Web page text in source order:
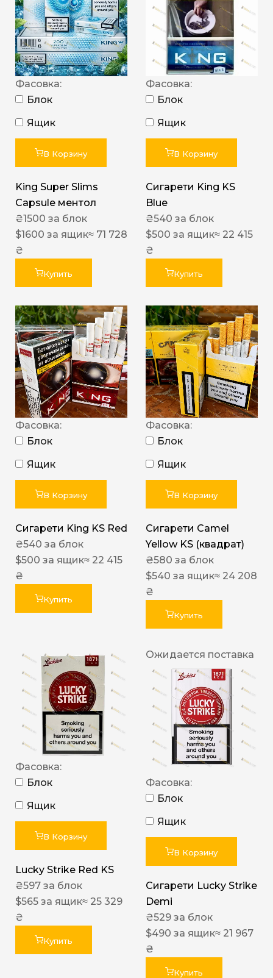
Фасовка:
Блок
Ящик
В Корзину
King Super Slims
Capsule ментол
₴1500 за блок
$1600 за ящик≈ 71 728
₴
Купить
Фасовка:
Блок
Ящик
В Корзину
Сигарети King KS
Blue
₴540 за блок
$500 за ящик≈ 22 415
₴
Купить
Фасовка:
Блок
Ящик
В Корзину
Сигарети King KS Red
₴540 за блок
$500 за ящик≈ 22 415
₴
Купить
Фасовка:
Блок
Ящик
В Корзину
Сигарети Camel
Yellow KS (квадрат)
₴580 за блок
$540 за ящик≈ 24 208
₴
Купить
Фасовка:
Блок
Ящик
В Корзину
Lucky Strike Red KS
₴597 за блок
$565 за ящик≈ 25 329
₴
Купить
Ожидается поставка
Фасовка:
Блок
Ящик
В Корзину
Сигарети Lucky Strike
Demi
₴529 за блок
$490 за ящик≈ 21 967
₴
Купить